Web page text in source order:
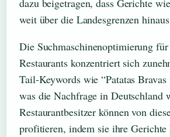
weit über die Landesgrenzen
Die Suchmaschinenoptimierung
Restaurants konzentriert sich
Tail-Keywords wie “Patatas
was die Nachfrage in Deutschland
Restaurantbesitzer können von
profitieren, indem sie ihre